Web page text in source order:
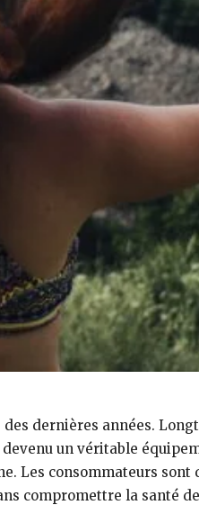
dernières années.
un véritable
Les consommateurs sont
compromettre la santé